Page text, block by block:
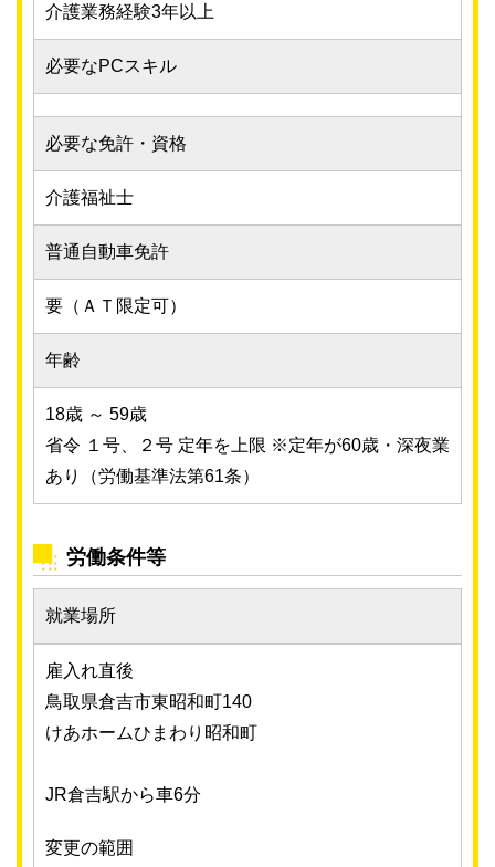
介護業務経験3年以上
必要なPCスキル
必要な免許・資格
介護福祉士
普通自動車免許
要（ＡＴ限定可）
年齢
18歳 ～ 59歳
省令 １号、２号 定年を上限 ※定年が60歳・深夜業
あり（労働基準法第61条）
労働条件等
就業場所
雇入れ直後
鳥取県倉吉市東昭和町140
けあホームひまわり昭和町
JR倉吉駅から車6分
変更の範囲